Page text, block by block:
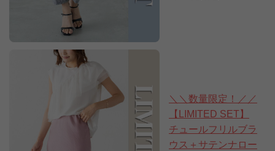
＼＼数量限定！／／
【LIMITED SET】
チュールフリルブラ
ウス＋サテンナロー